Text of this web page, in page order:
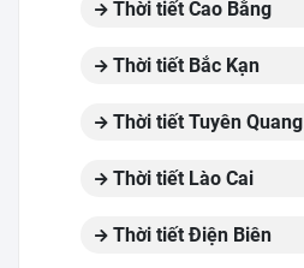
Thời tiết Cao Bằng
Thời tiết Bắc Kạn
Thời tiết Tuyên Quang
Thời tiết Lào Cai
Thời tiết Điện Biên